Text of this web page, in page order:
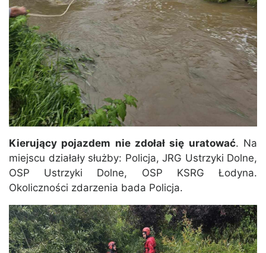
Kierujący pojazdem nie zdołał się uratować. Na
miejscu działały służby: Policja, JRG Ustrzyki Dolne,
OSP Ustrzyki Dolne, OSP KSRG Łodyna.
Okoliczności zdarzenia bada Policja.